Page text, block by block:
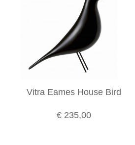
Vitra Eames House Bird
€ 235,00